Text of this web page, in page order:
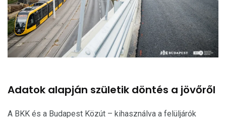
Adatok alapján születik döntés a jövőről
A BKK és a Budapest Közút – kihasználva a felüljárók